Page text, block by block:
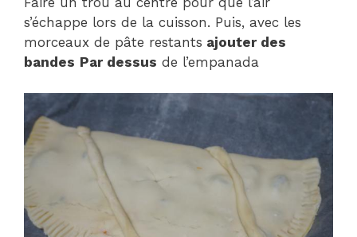
s’échappe lors de la cuisson. Puis, avec les
morceaux de pâte restants ajouter des
bandes Par dessus de l’empanada